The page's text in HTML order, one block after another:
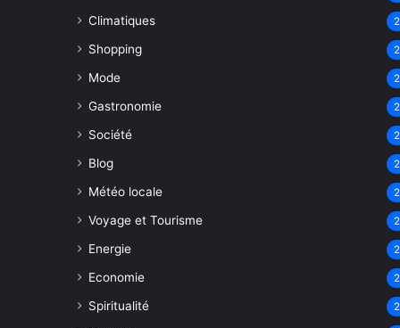
Climatiques 2
Shopping 2
Mode 2
Gastronomie 2
Société 2
Blog 2
Météo locale 2
Voyage et Tourisme 2
Energie 2
Economie 2
Spiritualité 2